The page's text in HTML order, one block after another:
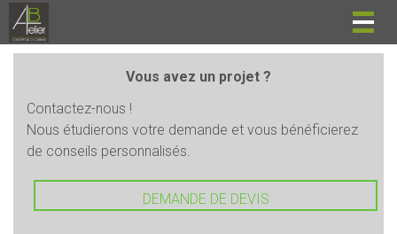
Vous avez un projet ?
Contactez-nous !
Nous étudierons votre demande et vous bénéficierez
de conseils personnalisés.
DEMANDE DE DEVIS